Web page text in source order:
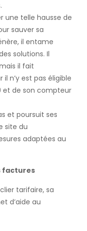
une telle hausse de
sauver sa
il entame
solutions. Il
il fait
n’y est pas éligible
et de son compteur
et poursuit ses
site du
adaptées au
factures
tarifaire, sa
d’aide au